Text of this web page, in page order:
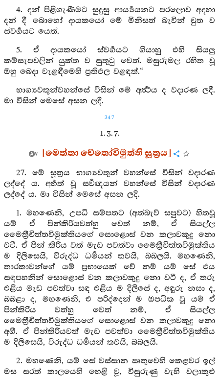
4. දන් පිළිගැණීමට සුදුසු ආර්‍ය්‍යයනට පරලොව අදහා
දන් දී බොහෝ දායකයෝ මේ මිනිසත් බැවින් චුත ව
ස්වර්‍ගයට යෙත්.
5. ඒ දායකයෝ ස්වර්‍ගයට ගියාහු එහි සියලු
කම්සැපවලින් යුක්ත ව සුතුටු වෙත්. මසුරුමල රහිත වූ
ඔහු බෙදා වැළඳීමෙහි ප්‍රතිඵල වළඳත්.“
භාග්‍යවතුන්වහන්සේ විසින් මේ අර්‍ත්‍ථය ද වදාරණ ලදී.
මා විසින් මෙසේ අසන ලදී.
347
1. 3. 7.
[මෙත්තා චේතෝවිමුත්ති සූත්‍රය]
27. මේ සූත්‍රය භාග්‍යවතුන් වහන්සේ විසින් වදාරණ
ලද්දේ ය. අර්‍හත් වූ සර්‍වඥයන් වහන්සේ විසින් වදාරණ
ලද්දේ ය. මා විසින් මෙසේ අසන ලදි.
1. මහණෙනි, උපධි සම්පතට (අත්බැව් සපුවට) හිතවූ
යම් ඒ පින්කිරියවත්හු වෙත් නම්, ඒ සියල්ල
මෛත්‍රීචිත්තවිමුක්තියගේ සොළොස් වන කලාවකුදු නො
වටී. ඒ පින් කිරිය වත් මැඩ පවත්වා මෛත්‍රීචිත්තවිමුක්තිය
ම දිලිසෙයි, විරුද්ධ ධර්‍මයන් තවයි, බබලයි. මහණෙනි,
තාරකාවන්ගේ යම් ප්‍රභායෙක් වේ නම් යම් සේ එය
සඳපහනින් සොළොස් වන කලාවකුදු නො වටී ද, ඒ තරු
එළිය මැඩ පවත්වා සඳ එළිය ම දිලිසේ ද, අඳුරු නසා ද,
බබළා ද, මහණෙනි, එ පරිද්දෙන් ම ඔපධික වූ යම් ඒ
පින්කිරිය වත්හු වෙත් නම්, ඒ සියල්ල
මෛත්‍රීචිත්තවිමුක්තියගේ සොළොස් වන කලාවකුදු නො
අගී. ඒ පින්කිරියවත් මැඩ පවත්වා මෛත්‍රීචිත්තවිමුක්තිය
ම දිලිසෙයි, විරුද්ධ ධර්‍මයන් තවයි, බබලයි.
2. මහණෙනි, යම් සේ වස්සාන ඍතුවෙහි කෙළවර ඉල්
මස සරත් කාලයෙහි හෙළි වූ, විසුරුණු වැහි වලාකුළු